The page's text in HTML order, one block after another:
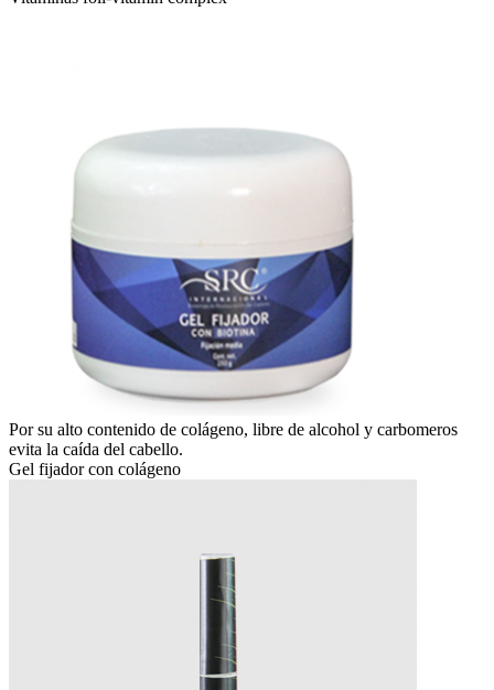
Por su alto contenido de colágeno, libre de alcohol y carbomeros
evita la caída del cabello.
Gel fijador con colágeno